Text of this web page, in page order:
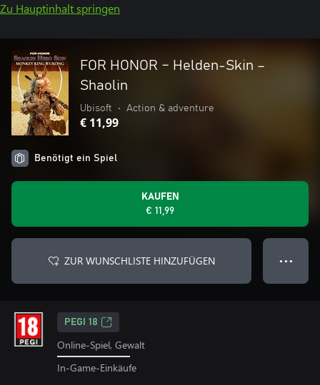
Zu Hauptinhalt springen
FOR HONOR – Helden-Skin –
Shaolin
Ubisoft • Action & adventure
€ 11,99
Benötigt ein Spiel
KAUFEN
€ 11,99
ZUR WUNSCHLISTE HINZUFÜGEN ● ● ●
PEGI 18
Online-Spiel, Gewalt
In-Game-Einkäufe